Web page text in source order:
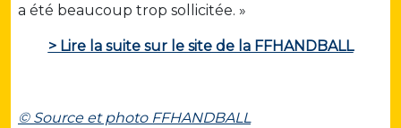
a été beaucoup trop sollicitée. »
> Lire la suite sur le site de la FFHANDBALL
© Source et photo FFHANDBALL